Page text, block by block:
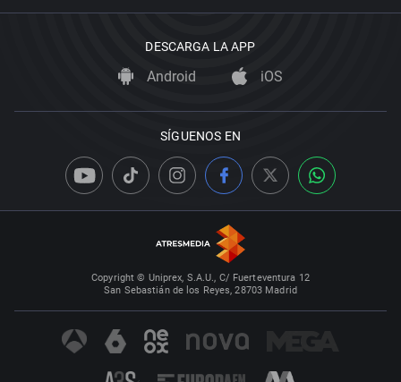
DESCARGA LA APP
Android iOS
SÍGUENOS EN
Copyright © Uniprex, S.A.U., C/ Fuerteventura 12
San Sebastián de los Reyes, 28703 Madrid